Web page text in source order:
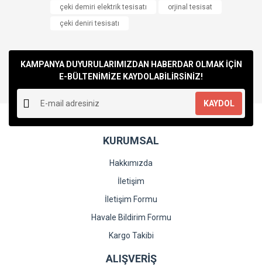
çeki demiri elektrik tesisatı
orjinal tesisat
çeki deniri tesisatı
KAMPANYA DUYURULARIMIZDAN HABERDAR OLMAK İÇİN
E-BÜLTENİMİZE KAYDOLABİLİRSİNİZ!
KAYDOL
KURUMSAL
Hakkımızda
İletişim
İletişim Formu
Havale Bildirim Formu
Kargo Takibi
ALIŞVERİŞ